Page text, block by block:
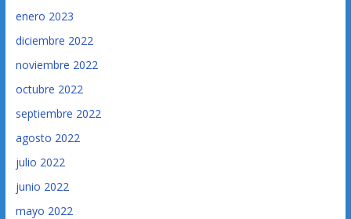
enero 2023
diciembre 2022
noviembre 2022
octubre 2022
septiembre 2022
agosto 2022
julio 2022
junio 2022
mayo 2022